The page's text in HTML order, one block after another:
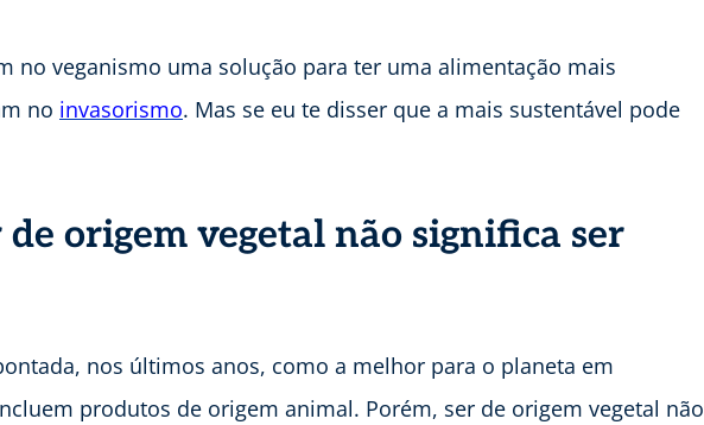
no veganismo uma solução para ter uma alimentação mais
no invasorismo. Mas se eu te disser que a mais sustentável pode
de origem vegetal não significa ser
nos últimos anos, como a melhor para o planeta em
produtos de origem animal. Porém, ser de origem vegetal não